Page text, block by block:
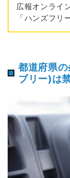
広報オンライ
「ハンズフリ
都道府県
ブリー)は